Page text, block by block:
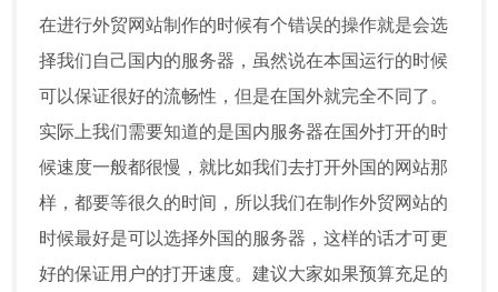
在进行外贸网站制作的时候有个错误的操作就是会选
择我们自己国内的服务器，虽然说在本国运行的时候
可以保证很好的流畅性，但是在国外就完全不同了。
实际上我们需要知道的是国内服务器在国外打开的时
候速度一般都很慢，就比如我们去打开外国的网站那
样，都要等很久的时间，所以我们在制作外贸网站的
时候最好是可以选择外国的服务器，这样的话才可更
好的保证用户的打开速度。建议大家如果预算充足的